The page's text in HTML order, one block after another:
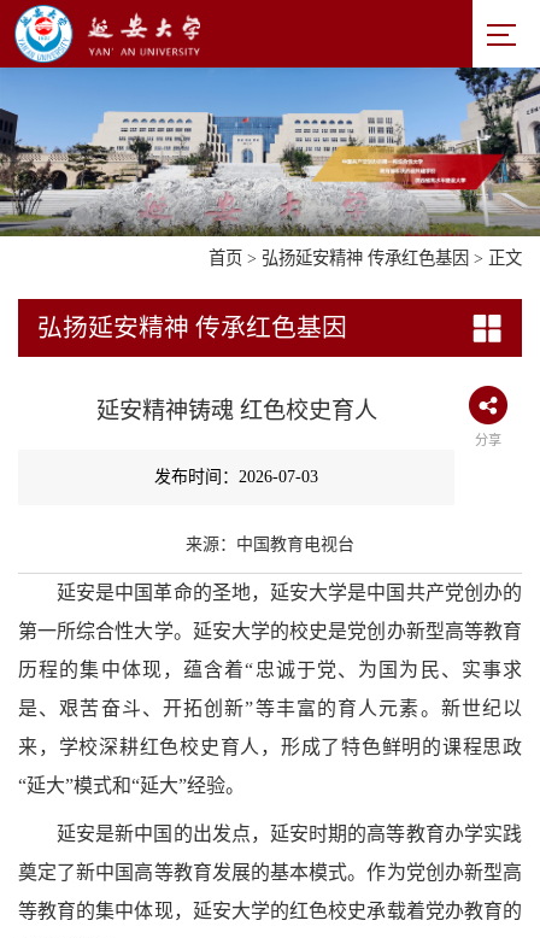
首页 > 弘扬延安精神 传承红色基因 > 正文
弘扬延安精神 传承红色基因
延安精神铸魂 红色校史育人
分享
发布时间：2026-07-03
来源：中国教育电视台
延安是中国革命的圣地，延安大学是中国共产党创办的
第一所综合性大学。延安大学的校史是党创办新型高等教育
历程的集中体现，蕴含着“忠诚于党、为国为民、实事求
是、艰苦奋斗、开拓创新”等丰富的育人元素。新世纪以
来，学校深耕红色校史育人，形成了特色鲜明的课程思政
“延大”模式和“延大”经验。
延安是新中国的出发点，延安时期的高等教育办学实践
奠定了新中国高等教育发展的基本模式。作为党创办新型高
等教育的集中体现，延安大学的红色校史承载着党办教育的